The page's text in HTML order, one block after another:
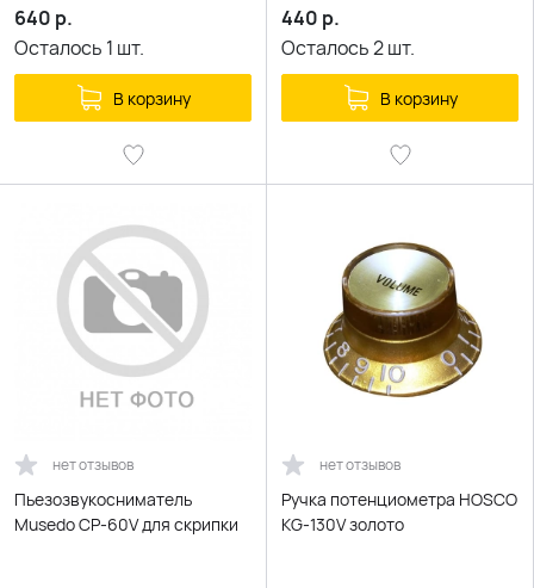
640 р.
Осталось 1 шт.
В корзину
440 р.
Осталось2шт.
В корзину
нет отзывов
Пьезозвукосниматель
Musedo CP-60V для скрипки
нет отзывов
Ручка потенциометра HOSCO
KG-130V золото